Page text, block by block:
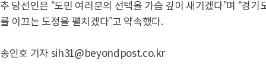
추 당선인은 “도민 여러분의 선택을 가슴 깊이 새기겠다”며 “경
를 이끄는 도정을 펼치겠다”고 약속했다.
송인호 기자 sih31@beyondpost.co.kr